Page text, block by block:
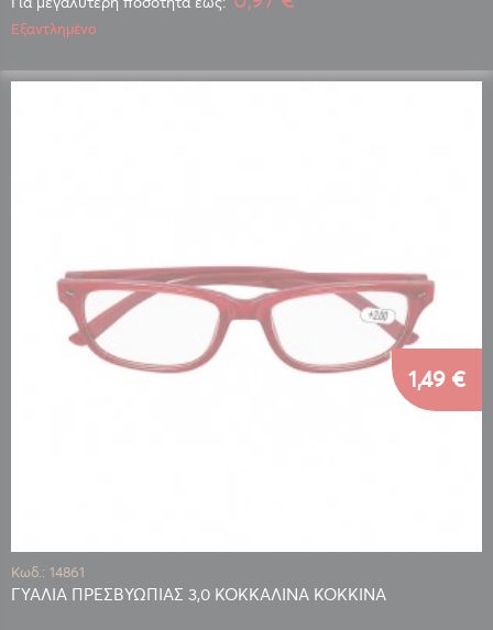
Εξαντλημένο
Κωδ.: 14861
ΓΥΑΛΙΑ ΠΡΕΣΒΥΩΠΙΑΣ 3,0 ΚΟΚΚΑΛΙΝΑ ΚΟΚΚΙΝΑ
1,49 €